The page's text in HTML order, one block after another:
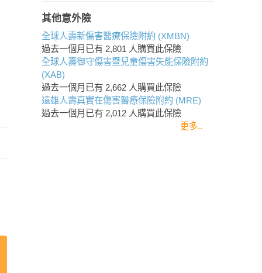
其他意外險
全球人壽新傷害醫療保險附約 (XMBN)
過去一個月已有 2,801 人購買此保險
全球人壽御守傷害暨兒童傷害失能保險附約
(XAB)
過去一個月已有 2,662 人購買此保險
遠雄人壽真實在傷害醫療保險附約 (MRE)
過去一個月已有 2,012 人購買此保險
更多..